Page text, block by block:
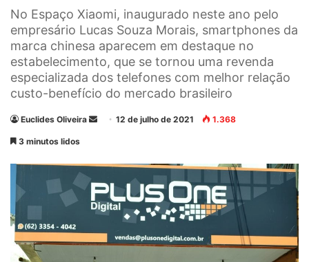
No Espaço Xiaomi, inaugurado neste ano pelo
empresário Lucas Souza Morais, smartphones da
marca chinesa aparecem em destaque no
estabelecimento, que se tornou uma revenda
especializada dos telefones com melhor relação
custo-benefício do mercado brasileiro
Euclides Oliveira
d
e
u
e
12 de julho de 2021 1.368
3 minutos lidos